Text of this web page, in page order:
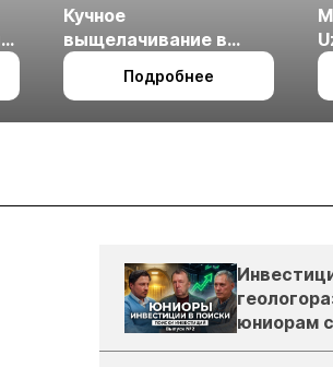
Кучное
выщелачивание в
холодном климате
Подробнее
юниорам
деньги